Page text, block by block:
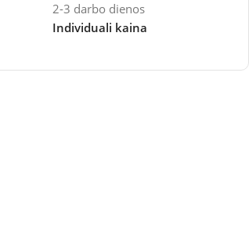
2-3 darbo dienos
Individuali kaina